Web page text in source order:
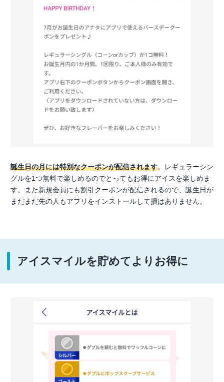
誕生日の月には特別なクーポンが配信されます。レギュラーシン
グルを1つ無料で楽しめるのでとってもお得にアイスを楽しめま
す。また新規会員にも割引クーポンが配信されるので、誕生日が
まだまだ先の人もアプリをインストールして損はありません。
アイスマイルを貯めてよりお得に